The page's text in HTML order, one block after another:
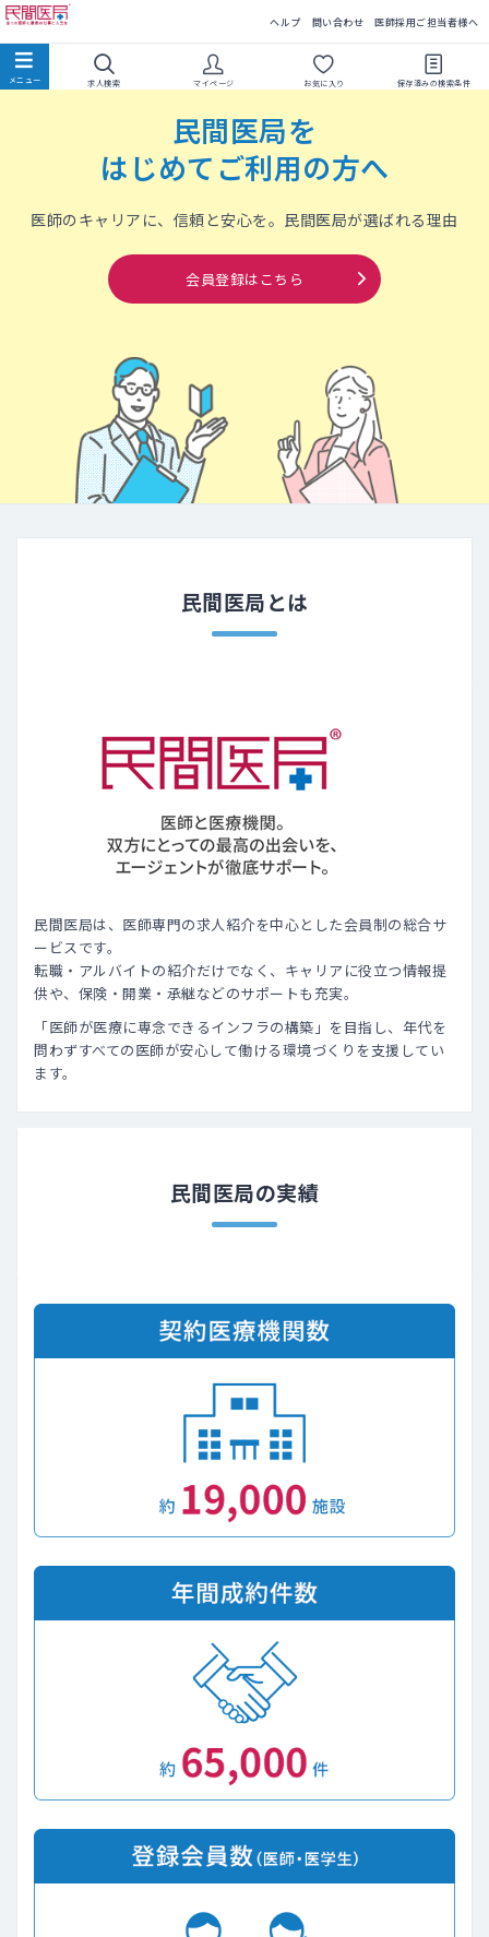
ヘルプ 問い合わせ 医師採用ご担当者様へ
求人検索 マイページ お気に入り 保存済みの検索条件
民間医局を
はじめてご利用の方へ
医師のキャリアに、信頼と安心を。民間医局が選ばれる理由
会員登録はこちら
民間医局とは
民間医局は、医師専門の求人紹介を中心とした会員制の総合サ
ービスです。
転職・アルバイトの紹介だけでなく、キャリアに役立つ情報提
供や、保険・開業・承継などのサポートも充実。
「医師が医療に専念できるインフラの構築」を目指し、年代を
問わずすべての医師が安心して働ける環境づくりを支援してい
ます。
民間医局の実績